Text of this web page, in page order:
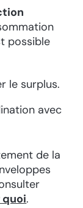
possible
le surplus.
avec
de la
quoi.